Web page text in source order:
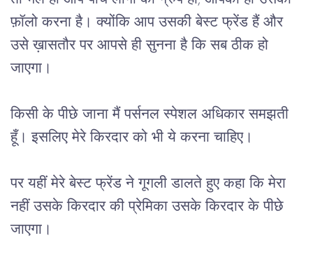
फ़ॉलो करना है। क्योंकि आप उसकी बेस्ट फ्रेंड हैं और
उसे ख़ासतौर पर आपसे ही सुनना है कि सब ठीक हो
जाएगा।
किसी के पीछे जाना मैं पर्सनल स्पेशल अधिकार समझती
हूँ। इसलिए मेरे किरदार को भी ये करना चाहिए।
पर यहीं मेरे बेस्ट फ्रेंड ने गूगली डालते हुए कहा कि मेरा
नहीं उसके किरदार की प्रेमिका उसके किरदार के पीछे
जाएगा।